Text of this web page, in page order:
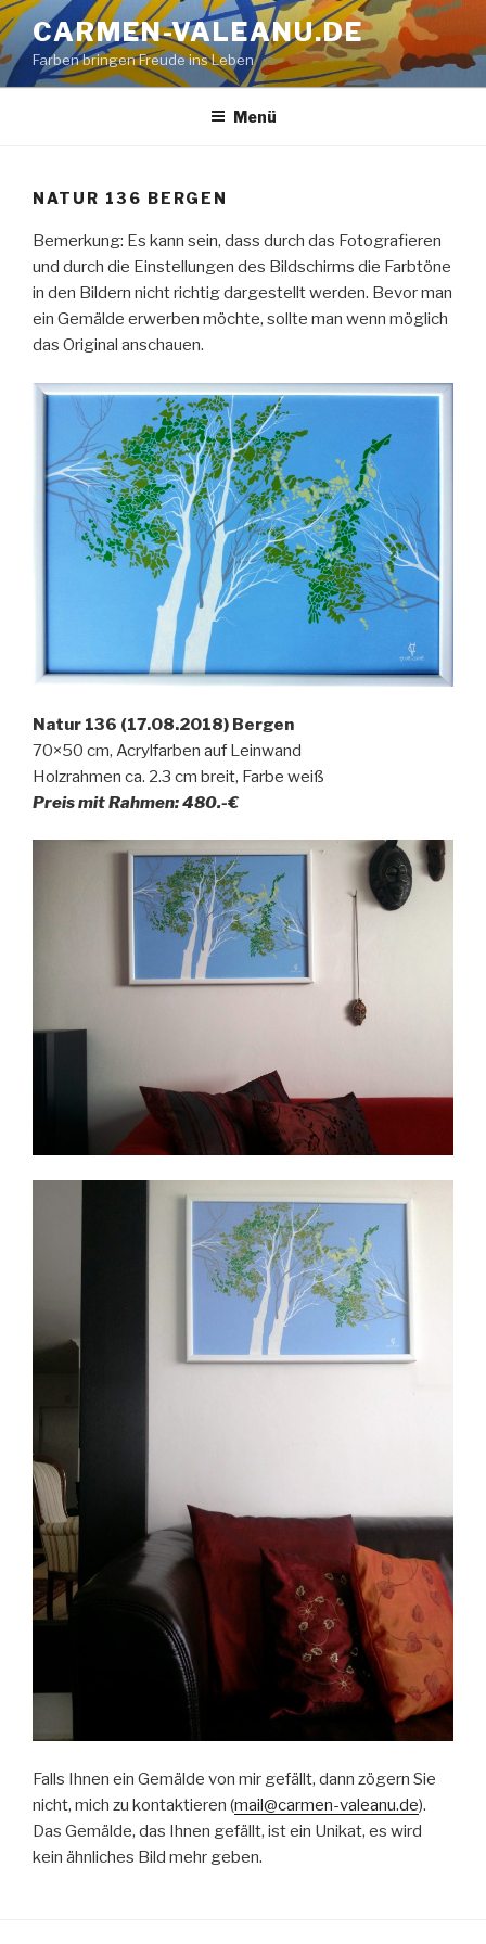
Zum
Inhalt
springen
CARMEN-VALEANU.DE
Farben bringen Freude ins Leben
Menü
NATUR 136 BERGEN
Bemerkung: Es kann sein, dass durch das Fotografieren
und durch die Einstellungen des Bildschirms die Farbtöne
in den Bildern nicht richtig dargestellt werden. Bevor man
ein Gemälde erwerben möchte, sollte man wenn möglich
das Original anschauen.
Natur 136 (17.08.2018) Bergen
70×50 cm, Acrylfarben auf Leinwand
Holzrahmen ca. 2.3 cm breit, Farbe weiß
Preis mit Rahmen: 480.-€
Falls Ihnen ein Gemälde von mir gefällt, dann zögern Sie
nicht, mich zu kontaktieren (mail@carmen-valeanu.de).
Das Gemälde, das Ihnen gefällt, ist ein Unikat, es wird
kein ähnliches Bild mehr geben.